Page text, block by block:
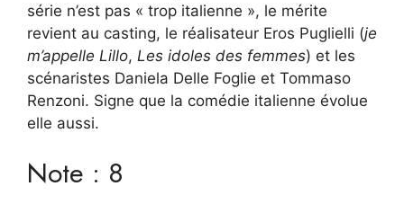
série n’est pas « trop ​​italienne », le mérite
revient au casting, le réalisateur Eros Puglielli (je
m’appelle Lillo, Les idoles des femmes) et les
scénaristes Daniela Delle Foglie et Tommaso
Renzoni. Signe que la comédie italienne évolue
elle aussi.
Note : 8